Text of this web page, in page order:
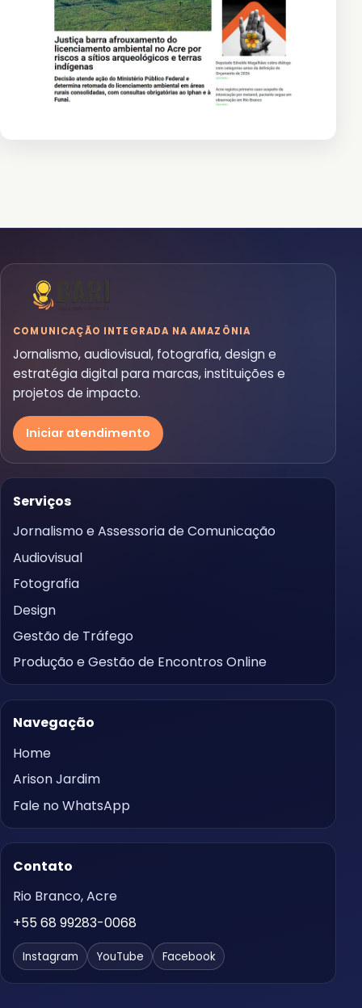
COMUNICAÇÃO INTEGRADA NA AMAZÔNIA
Jornalismo, audiovisual, fotografia, design e
estratégia digital para marcas, instituições e
projetos de impacto.
Iniciar atendimento
Serviços
Jornalismo e Assessoria de Comunicação
Audiovisual
Fotografia
Design
Gestão de Tráfego
Produção e Gestão de Encontros Online
Navegação
Home
Arison Jardim
Fale no WhatsApp
Contato
Rio Branco, Acre
+55 68 99283-0068
Instagram YouTube Facebook